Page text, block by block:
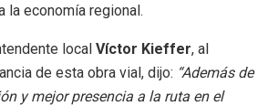
la economía regional.
local Víctor Kieffer, al
de esta obra vial, dijo: “Además de
y mejor presencia a la ruta en el